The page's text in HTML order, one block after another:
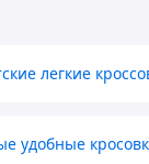
легкие
удобные